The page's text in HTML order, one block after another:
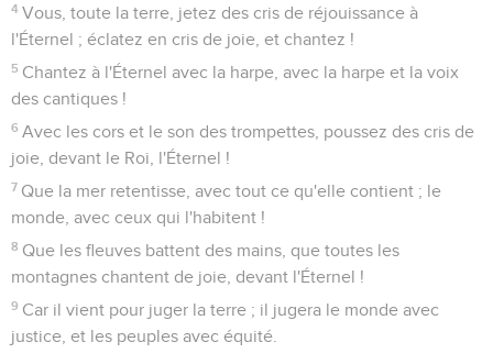
4 Vous, toute la terre, jetez des cris de réjouissance à
l'Éternel ; éclatez en cris de joie, et chantez !
5 Chantez à l'Éternel avec la harpe, avec la harpe et la voix
des cantiques !
6 Avec les cors et le son des trompettes, poussez des cris de
joie, devant le Roi, l'Éternel !
7 Que la mer retentisse, avec tout ce qu'elle contient ; le
monde, avec ceux qui l'habitent !
8 Que les fleuves battent des mains, que toutes les
montagnes chantent de joie, devant l'Éternel !
9 Car il vient pour juger la terre ; il jugera le monde avec
justice, et les peuples avec équité.